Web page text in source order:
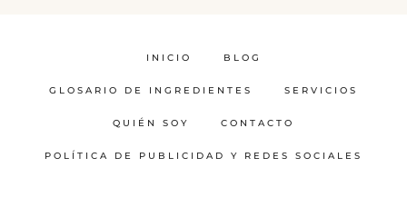
INICIO BLOG
GLOSARIO DE INGREDIENTES SERVICIOS
QUIÉN SOY CONTACTO
POLÍTICA DE PUBLICIDAD Y REDES SOCIALES